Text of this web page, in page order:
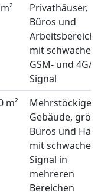
Privathäuser,
Büros und
mit
GSM- und 4G/
Signal
m²
Mehrstöckige
Gebäude,
Büros und
mit
Signal in
mehreren
Bereichen